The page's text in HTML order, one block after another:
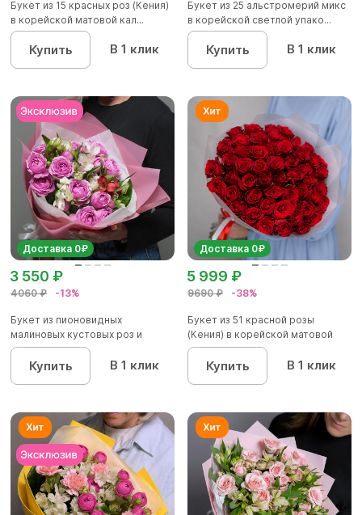
Букет из 15 красных роз (Кения)
в корейской матовой кал...
Купить В 1 клик
Букет из 25 альстромерий микс
в корейской светлой упако...
Купить В 1 клик
Доставка 0₽
4060 ₽ -13%
3 550 ₽
Букет из пионовидных
малиновых кустовых роз и
альстроме...
Купить В 1 клик
Доставка 0₽
9690 ₽ -38%
5 999 ₽
Букет из 51 красной розы
(Кения) в корейской матовой
уп...
Купить В 1 клик